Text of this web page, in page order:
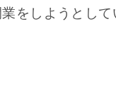
をしようとし